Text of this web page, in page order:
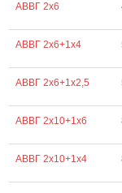
АВВГ 2х6
АВВГ 2х6+1х4
АВВГ 2х6+1х2,5
АВВГ 2х10+1х6
АВВГ 2х10+1х4